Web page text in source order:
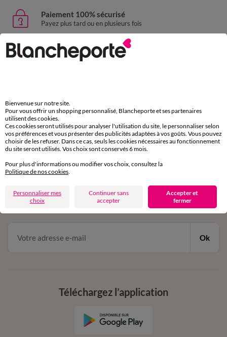
Paiement 100% sécurisé
Payez plus tard ou en plusieurs fois
Livraison express
domicile, relais, consignes automatiques
Service clients
par chat et par téléphone
de 8h00 à 20h00 du lundi au samedi
en vous inscrivant à la newsletter
dès 20€ d’achat
conditions dans votre email de confirmation
Ok
Téléchargez l’application
Bienvenue sur notre site.
Pour vous offrir un shopping personnalisé, Blancheporte et ses partenaires
utilisent des cookies.
Ces cookies seront utilisés pour analyser l'utilisation du site, le personnaliser selon
vos préférences et vous présenter des publicités adaptées à vos goûts. Vous pouvez
choisir de les refuser. Dans ce cas, seuls les cookies nécessaires au fonctionnement
du site seront utilisés. Vos choix sont conservés 6 mois.
Pour plus d'informations ou modifier vos choix, consultez la
Politique de nos cookies
Personnaliser mes
choix
Continuer sans
accepter
Accepter et
fermer